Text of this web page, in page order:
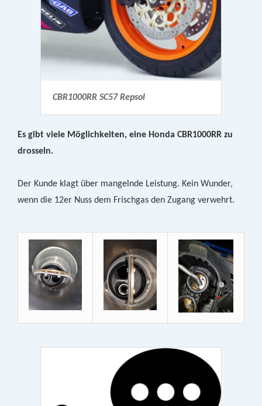
CBR1000RR SC57 Repsol
Es gibt viele Möglichkeiten, eine Honda CBR1000RR zu
drosseln.
Der Kunde klagt über mangelnde Leistung. Kein Wunder,
wenn die 12er Nuss dem Frischgas den Zugang verwehrt.